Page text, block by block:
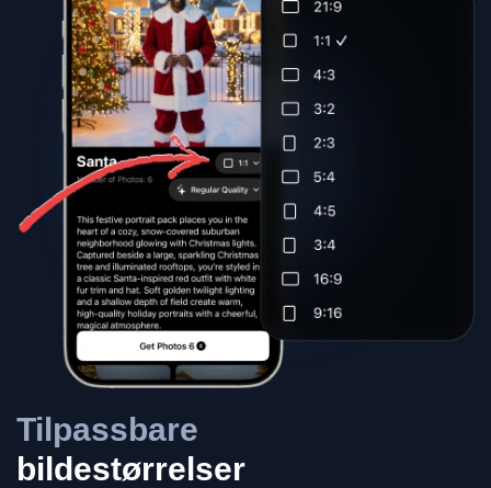
Tilpassbare
bildestørrelser